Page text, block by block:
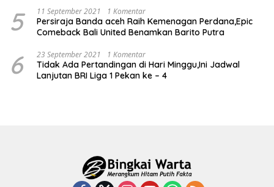
5 11 September 2021 1 Komentar
Persiraja Banda aceh Raih Kemenagan Perdana,Epic
Comeback Bali United Benamkan Barito Putra
6 23 September 2021 1 Komentar
Tidak Ada Pertandingan di Hari Minggu,Ini Jadwal
Lanjutan BRI Liga 1 Pekan ke – 4